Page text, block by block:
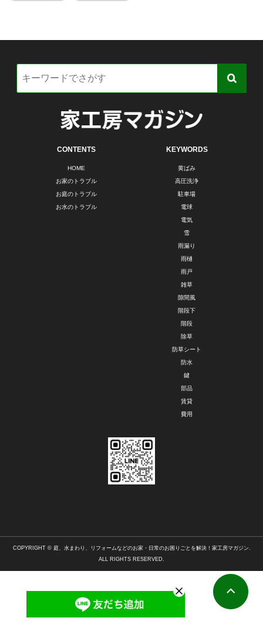
CONTENTS
HOME
お家のトラブル
お庭のトラブル
お水のトラブル
KEYWORDS
黄ばみ
高圧洗浄
駐車場
電球
電気
雪
雨漏り
雨樋
雨戸
雑草
隙間風
階段下
階段
除草
防草シート
防水
鍵
部品
賃貸
費用
COPYRIGHT © 庭、水まわり、リフォームなどのお家・日常のお困りごとを解決！家工房マガジン.
ALL RIGHTS RESERVED.